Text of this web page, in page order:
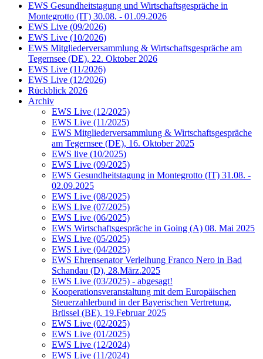
EWS Gesundheitstagung und Wirtschaftsgespräche in
Montegrotto (IT) 30.08. - 01.09.2026
EWS Live (09/2026)
EWS Live (10/2026)
EWS Mitgliederversammlung & Wirtschaftsgespräche am
Tegernsee (DE), 22. Oktober 2026
EWS Live (11/2026)
EWS Live (12/2026)
Rückblick 2026
Archiv
EWS Live (12/2025)
EWS Live (11/2025)
EWS Mitgliederversammlung & Wirtschaftsgespräche
am Tegernsee (DE), 16. Oktober 2025
EWS live (10/2025)
EWS Live (09/2025)
EWS Gesundheitstagung in Montegrotto (IT) 31.08. -
02.09.2025
EWS Live (08/2025)
EWS Live (07/2025)
EWS Live (06/2025)
EWS Wirtschaftsgespräche in Going (A) 08. Mai 2025
EWS Live (05/2025)
EWS Live (04/2025)
EWS Ehrensenator Verleihung Franco Nero in Bad
Schandau (D), 28.März.2025
EWS Live (03/2025) - abgesagt!
Kooperationsveranstaltung mit dem Europäischen
Steuerzahlerbund in der Bayerischen Vertretung,
Brüssel (BE), 19.Februar 2025
EWS Live (02/2025)
EWS Live (01/2025)
EWS Live (12/2024)
EWS Live (11/2024)